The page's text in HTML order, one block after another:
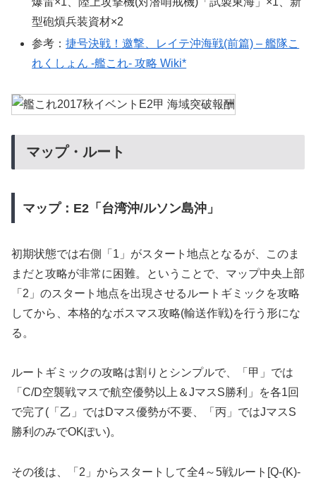
型砲熕兵装資材×2
参考：捷号決戦！邀撃、レイテ沖海戦(前篇) – 艦隊こ
れくしょん -艦これ- 攻略 Wiki*
マップ・ルート
マップ：E2「台湾沖/ルソン島沖」
初期状態では右側「1」がスタート地点となるが、このま
まだと攻略が非常に困難。ということで、マップ中央上部
「2」のスタート地点を出現させるルートギミックを攻略
してから、本格的なボスマス攻略(輸送作戦)を行う形にな
る。
ルートギミックの攻略は割りとシンプルで、「甲」では
「C/D空襲戦マスで航空優勢以上＆JマスS勝利」を各1回
で完了(「乙」ではDマス優勢が不要、「丙」ではJマスS
勝利のみでOKぽい)。
その後は、「2」からスタートして全4～5戦ルート[Q-(K)-